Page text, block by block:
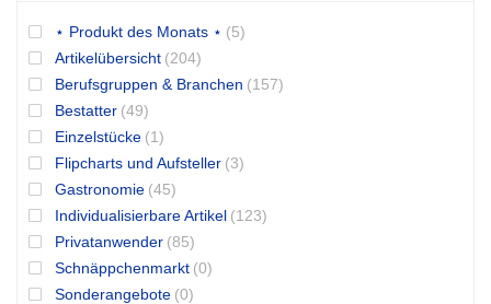
⋆ Produkt des Monats ⋆ (5)
Artikelübersicht (204)
Berufsgruppen & Branchen (157)
Bestatter (49)
Einzelstücke (1)
Flipcharts und Aufsteller (3)
Gastronomie (45)
Individualisierbare Artikel (123)
Privatanwender (85)
Schnäppchenmarkt (0)
Sonderangebote (0)